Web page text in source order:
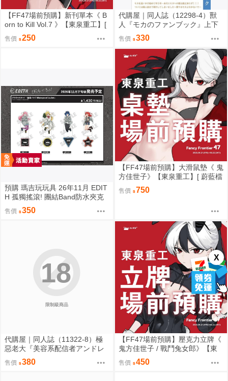
X
【FF47場前預購】新刊單本《 B
orn to Kill Vol.7 》【東泉重工】[
蔚藍檔案 ブルアカ / 鬼方佳世子
カヨコ ]
售價 250
代購屋｜同人誌（12298-4）獸
人『モカのファンブック』上下
左右 ふちなし印刷
售價 330
預購 瑪吉玩玩具 26年11月 EDIT
H 孤獨搖滾! 團結Band防水夾克
角色壓克力立牌 0901
售價 350
【FF47場前預購】大滑鼠墊《 鬼
方佳世子》【東泉重工】[ 蔚藍檔
案 ブルアカ / 鬼方佳世子 カヨコ
]
售價 750
限制級商品
18
代購屋｜同人誌（11322-8）極
惡老大『美容系配信者アンドレ
アルフスと解説のヴァサゴさ
ん』龍童誠斗 隠秘哲学社
售價 380
【FF47場前預購】壓克力立牌《
鬼方佳世子 / 戰鬥兔女郎》【東
泉重工】[ 蔚藍檔案 ブルアカ / 鬼
方佳世子 カヨコ ]
售價 450